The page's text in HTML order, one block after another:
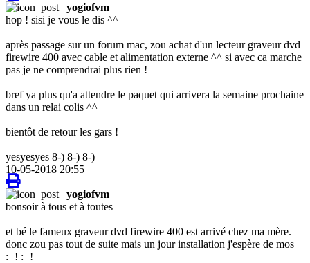
yogiofvm
hop ! sisi je vous le dis ^^
après passage sur un forum mac, zou achat d'un lecteur graveur dvd
firewire 400 avec cable et alimentation externe ^^ si avec ca marche
pas je ne comprendrai plus rien !
bref ya plus qu'a attendre le paquet qui arrivera la semaine prochaine
dans un relai colis ^^
bientôt de retour les gars !
yesyesyes 8-) 8-) 8-)
10-05-2018 20:55
yogiofvm
bonsoir à tous et à toutes
et bé le fameux graveur dvd firewire 400 est arrivé chez ma mère.
donc zou pas tout de suite mais un jour installation j'espère de mos
:=! :=!